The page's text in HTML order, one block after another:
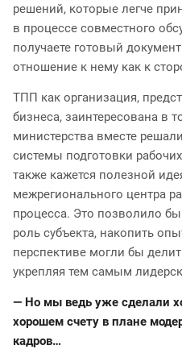
решений, которые легче
в процессе совместного
получаете готовый
отношение к нему как к
ТПП как организация,
бизнеса, заинтересована в
министерства вместе
системы подготовки
также кажется полезной
межрегионального центра
процесса. Это позволило
роль субъекта, накопить
перспективе могли бы
укрепляя тем самым
— Но мы ведь уже сделали
хорошем счету в плане
кадров…